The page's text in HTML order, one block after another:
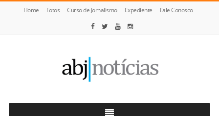
Home Fotos Curso de Jornalismo Expediente Fale Conosco
Notícias